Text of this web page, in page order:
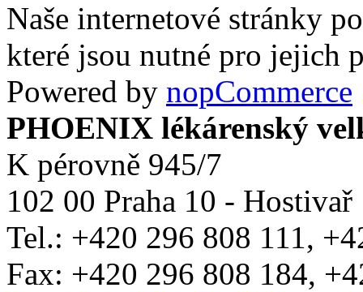
Naše internetové stránky
které jsou nutné pro jejich
Powered by nopCommerce
PHOENIX lékárenský
K pérovně 945/7
102 00 Praha 10 - Hostivař
Tel.: +420 296 808 111,
Fax: +420 296 808 184,